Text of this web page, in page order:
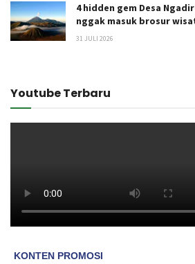
4 hidden gem Desa
nggak masuk brosur
31 JULI 2026
Youtube Terbaru